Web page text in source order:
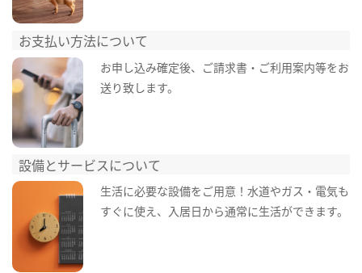
お支払い方法について
お申し込み確定後、ご請求書・ご利用案内等をお
送り致します。
設備とサービスについて
生活に必要な設備をご用意！水道やガス・電気も
すぐに使え、入居日から通常に生活ができます。